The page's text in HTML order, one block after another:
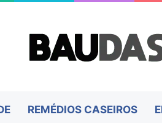
REMÉDIOS CASEIROS